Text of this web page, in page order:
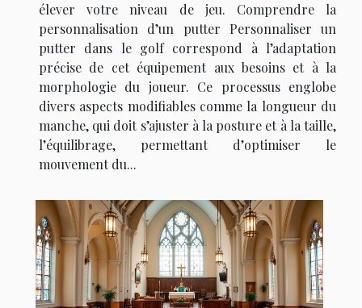
élever votre niveau de jeu. Comprendre la
personnalisation d’un putter Personnaliser un
putter dans le golf correspond à l’adaptation
précise de cet équipement aux besoins et à la
morphologie du joueur. Ce processus englobe
divers aspects modifiables comme la longueur du
manche, qui doit s’ajuster à la posture et à la taille,
l’équilibrage, permettant d’optimiser le
mouvement du...